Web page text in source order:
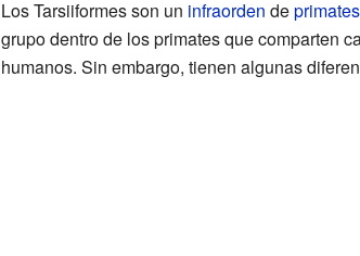
Los Tarsiiformes son un infraorden deprimates
grupo dentro de los primates que comparten
humanos. Sin embargo, tienen algunas